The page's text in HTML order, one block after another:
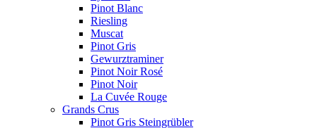
Pinot Blanc
Riesling
Muscat
Pinot Gris
Gewurztraminer
Pinot Noir Rosé
Pinot Noir
La Cuvée Rouge
Grands Crus
Pinot Gris Steingrübler